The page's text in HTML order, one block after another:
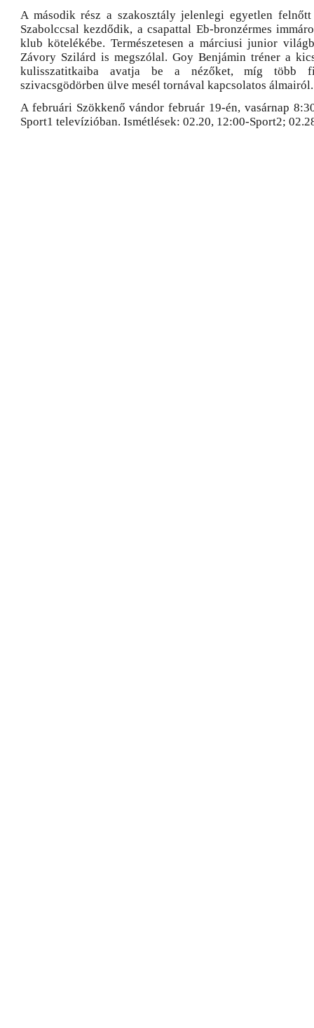
A második rész a szakosztály jelenlegi egyetlen
Szabolccsal kezdődik, a csapattal Eb-bronzérmes
klub kötelékébe. Természetesen a márciusi junior
Závory Szilárd is megszólal. Goy Benjámin tréner a
kulisszatitkaiba avatja be a nézőket, míg több
szivacsgödörben ülve mesél tornával kapcsolatos álmairól.
A februári Szökkenő vándor február 19-én, vasárnap
Sport1 televízióban. Ismétlések: 02.20, 12:00-Sport2;